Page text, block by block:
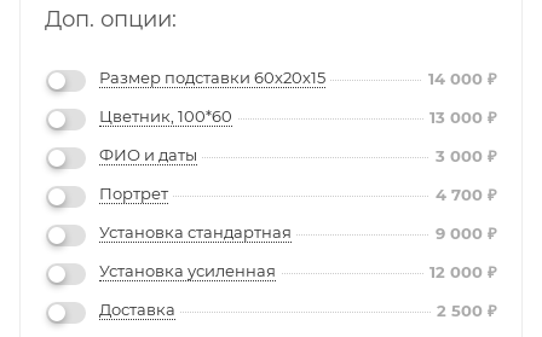
Доп. опции:
Размер подставки 60х20х15 14 000 ₽
Цветник, 100*60
13 000 ₽
ФИО и даты
3 000 ₽
Портрет
4 700 ₽
Установка стандартная
9 000 ₽
Установка усиленная
12 000 ₽
Доставка
2 500 ₽